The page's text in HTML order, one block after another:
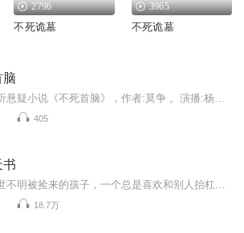
2796
不死诡墓
3965
不死诡墓
脑
405
书
18.7万